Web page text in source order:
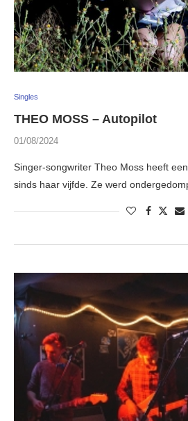
Singles
THEO MOSS – Autopilot
01/08/2024
Singer-songwriter Theo Moss heeft
sinds haar vijfde. Ze werd